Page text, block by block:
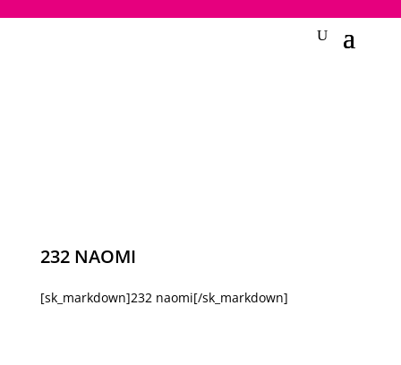
232 NAOMI
[sk_markdown]232 naomi[/sk_markdown]